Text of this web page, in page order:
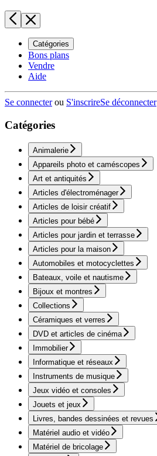
Catégories
Bons plans
Vendre
Aide
Se connecterou S'inscrireSe déconnecter
Catégories
Animalerie
Appareils photo et caméscopes
Art et antiquités
Articles d'électroménager
Articles de loisir créatif
Articles pour bébé
Articles pour jardin et terrasse
Articles pour la maison
Automobiles et motocyclettes
Bateaux, voile et nautisme
Bijoux et montres
Collections
Céramiques et verres
DVD et articles de cinéma
Immobilier
Informatique et réseaux
Instruments de musique
Jeux vidéo et consoles
Jouets et jeux
Livres, bandes dessinées et revues
Matériel audio et vidéo
Matériel de bricolage